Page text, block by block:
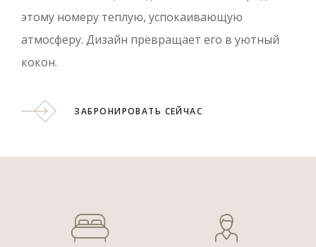
этому номеру теплую, успокаивающую
атмосферу. Дизайн превращает его в уютный
кокон.
ЗАБРОНИРОВАТЬ СЕЙЧАС